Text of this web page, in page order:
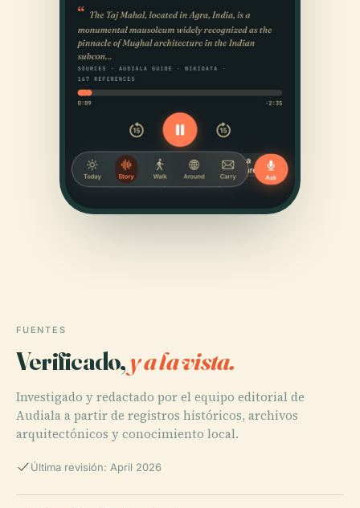
FUENTES
Verificado,y a la vista.
Investigado y redactado por el equipo editorial de
Audiala a partir de registros históricos, archivos
arquitectónicos y conocimiento local.
Última revisión: April 2026